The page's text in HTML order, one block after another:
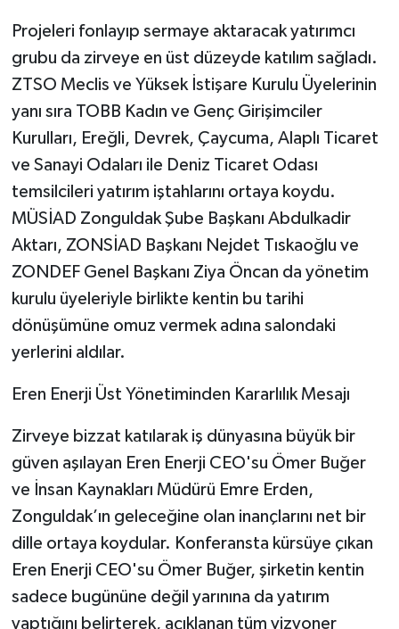
​Projeleri fonlayıp sermaye aktaracak yatırımcı
grubu da zirveye en üst düzeyde katılım sağladı.
ZTSO Meclis ve Yüksek İstişare Kurulu Üyelerinin
yanı sıra TOBB Kadın ve Genç Girişimciler
Kurulları, Ereğli, Devrek, Çaycuma, Alaplı Ticaret
ve Sanayi Odaları ile Deniz Ticaret Odası
temsilcileri yatırım iştahlarını ortaya koydu.
MÜSİAD Zonguldak Şube Başkanı Abdulkadir
Aktarı, ZONSİAD Başkanı Nejdet Tıskaoğlu ve
ZONDEF Genel Başkanı Ziya Öncan da yönetim
kurulu üyeleriyle birlikte kentin bu tarihi
dönüşümüne omuz vermek adına salondaki
yerlerini aldılar.
​Eren Enerji Üst Yönetiminden Kararlılık Mesajı
​Zirveye bizzat katılarak iş dünyasına büyük bir
güven aşılayan Eren Enerji CEO'su Ömer Buğer
ve İnsan Kaynakları Müdürü Emre Erden,
Zonguldak’ın geleceğine olan inançlarını net bir
dille ortaya koydular. Konferansta kürsüye çıkan
Eren Enerji CEO'su Ömer Buğer, şirketin kentin
sadece bugününe değil yarınına da yatırım
yaptığını belirterek, açıklanan tüm vizyoner